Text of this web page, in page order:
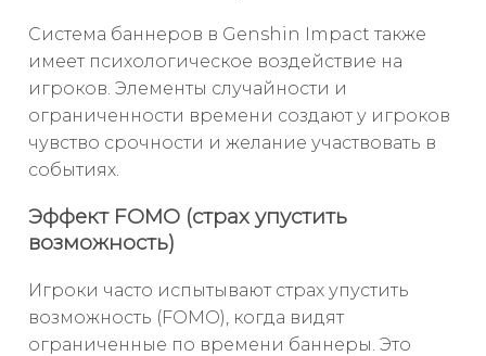
Система баннеров в Genshin Impact также
имеет психологическое воздействие на
игроков. Элементы случайности и
ограниченности времени создают у игроков
чувство срочности и желание участвовать в
событиях.
Эффект FOMO (страх упустить
возможность)
Игроки часто испытывают страх упустить
возможность (FOMO), когда видят
ограниченные по времени баннеры. Это